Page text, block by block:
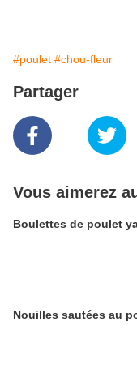
#poulet #chou-fleur
Partager
Vous aimerez
Boulettes de poulet
Nouilles sautées au